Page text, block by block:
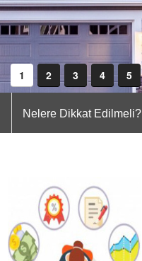
1 2 3 4 5
Nelere Dikkat Edilmeli?